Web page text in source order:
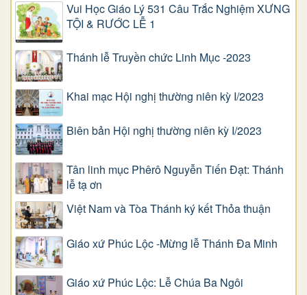
Vui Học Giáo Lý 531 Câu Trắc Nghiệm XƯNG
TỘI & RƯỚC LỄ 1
Thánh lễ Truyền chức Linh Mục -2023
Khai mạc Hội nghị thường niên kỳ I/2023
Biên bản Hội nghị thường niên kỳ I/2023
Tân linh mục Phêrô Nguyễn Tiến Đạt: Thánh
lễ tạ ơn
Việt Nam và Tòa Thánh ký kết Thỏa thuận
Giáo xứ Phúc Lộc -Mừng lễ Thánh Đa Minh
Giáo xứ Phúc Lộc: Lễ Chúa Ba Ngôi